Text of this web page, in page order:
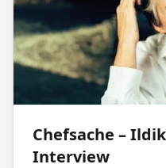
Chefsache –
Interview